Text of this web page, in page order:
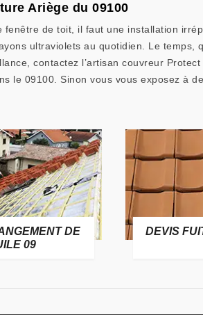
Ariège du 09100
de toit, il faut une installation
ultraviolets au quotidien. Le
contactez l’artisan couvreur
le 09100. Sinon vous vous exposez à
DE
09
DEVIS